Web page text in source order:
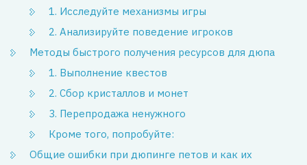
1. Исследуйте механизмы игры
2. Анализируйте поведение игроков
Методы быстрого получения ресурсов для дюпа
1. Выполнение квестов
2. Сбор кристаллов и монет
3. Перепродажа ненужного
Кроме того, попробуйте:
Общие ошибки при дюпинге петов и как их